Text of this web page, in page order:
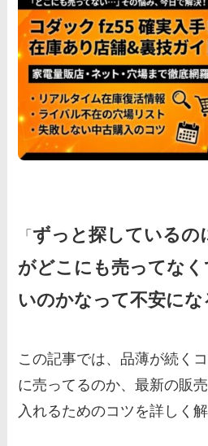
「ずっと探しているの
がどこにも売ってな
いのかなって不安に
この記事では、品薄が続く
に売ってるのか、最新の販
入れるためのコツを詳しく解